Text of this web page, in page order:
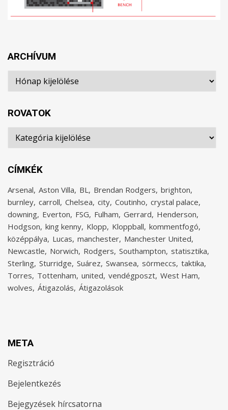
ARCHÍVUM
Archívum
ROVATOK
Rovatok
CÍMKÉK
Arsenal Aston Villa BL Brendan Rodgers brighton
burnley carroll Chelsea city Coutinho crystal palace
downing Everton FSG Fulham Gerrard Henderson
Hodgson king kenny Klopp Kloppball kommentfogó
középpálya Lucas manchester Manchester United
Newcastle Norwich Rodgers Southampton statisztika
Sterling Sturridge Suárez Swansea sörmeccs taktika
Torres Tottenham united vendégposzt West Ham
wolves Átigazolás Átigazolások
META
Regisztráció
Bejelentkezés
Bejegyzések hírcsatorna